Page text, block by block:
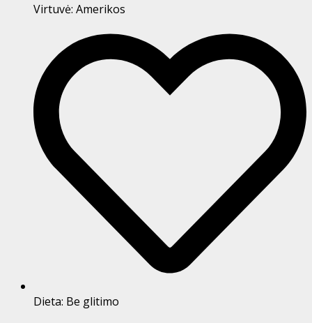
Virtuvė: Amerikos
Dieta: Be glitimo